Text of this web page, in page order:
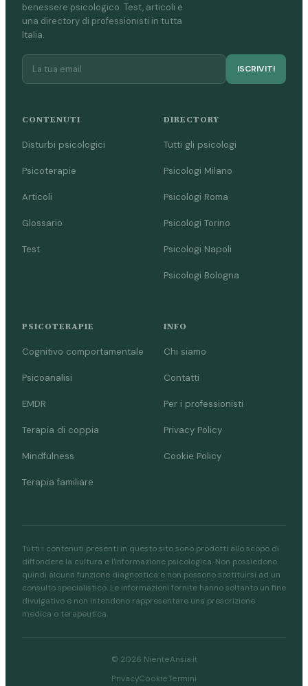
benessere psicologico. Test, articoli e
una directory di professionisti in tutta
Italia.
ISCRIVITI
CONTENUTI
Disturbi psicologici
Psicoterapie
Articoli
Glossario
Test
DIRECTORY
Tutti gli psicologi
Psicologi Milano
Psicologi Roma
Psicologi Torino
Psicologi Napoli
Psicologi Bologna
PSICOTERAPIE
Cognitivo comportamentale
Psicoanalisi
EMDR
Terapia di coppia
Mindfulness
Terapia familiare
INFO
Chi siamo
Contatti
Per i professionisti
Privacy Policy
Cookie Policy
Tutti i contenuti presenti in questo sito sono prodotti allo scopo di
diffondere la cultura e l'informazione psicologica. Non possiedono
quindi alcuna funzione diagnostica e non possono sostituirsi ad un
consulto specialistico. Le informazioni fornite hanno soltanto un fine
divulgativo e non intendono rappresentare una prescrizione
medica o terapeutica.
© 2026 NienteAnsia.it
PrivacyCookieTermini